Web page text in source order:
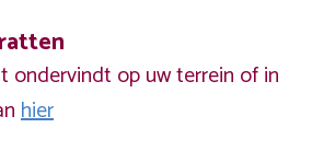
ondervindt op uw terrein of in
hier